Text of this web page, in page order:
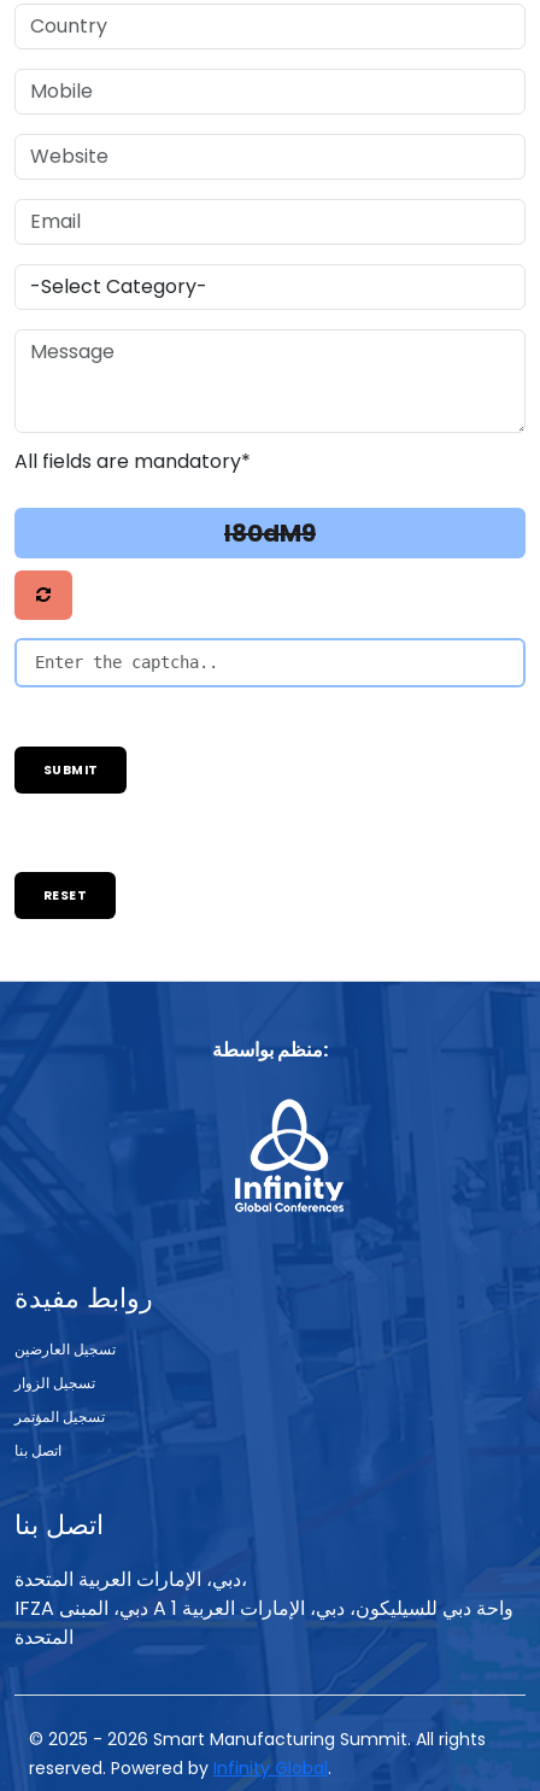
All fields are mandatory*
RESET
منظم بواسطة:
روابط مفيدة
تسجيل العارضين
تسجيل الزوار
تسجيل المؤتمر
اتصل بنا
اتصل بنا
دبي، الإمارات العربية المتحدة،
IFZA دبي، المبنى A 1 واحة دبي للسيليكون، دبي، الإمارات العربية
المتحدة
© 2025 - 2026 Smart Manufacturing Summit. All rights
reserved. Powered by Infinity Global.